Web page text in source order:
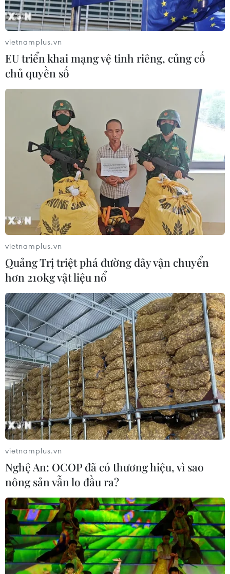
vietnamplus.vn
EU triển khai mạng vệ tinh riêng, củng cố
chủ quyền số
vietnamplus.vn
Quảng Trị triệt phá đường dây vận chuyển
hơn 210kg vật liệu nổ
vietnamplus.vn
Nghệ An: OCOP đã có thương hiệu, vì sao
nông sản vẫn lo đầu ra?